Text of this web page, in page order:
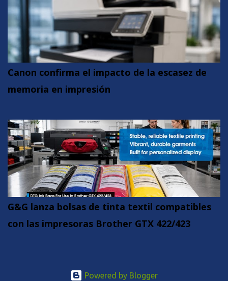
Canon confirma el impacto de la escasez de
memoria en impresión
G&G lanza bolsas de tinta textil compatibles
con las impresoras Brother GTX 422/423
Powered by Blogger